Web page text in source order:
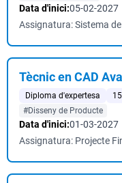
Data d'inici:05-02-2027
Assignatura: Sistema
Tècnic en CAD
Diploma d'expertesa
#Disseny de Producte
Data d'inici:01-03-2027
Assignatura: Projecte